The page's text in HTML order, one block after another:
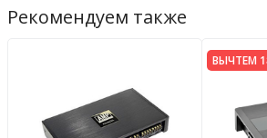
Предохранитель
Габариты усилителя
Рекомендуем также
ВЫЧТЕМ